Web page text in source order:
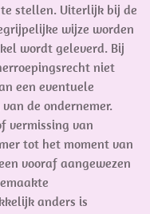
stellen. Uiterlijk bij de
wijze worden
wordt geleverd. Bij
niet
een eventuele
de ondernemer.
vermissing van
tot het moment van
vooraf aangewezen
anders is